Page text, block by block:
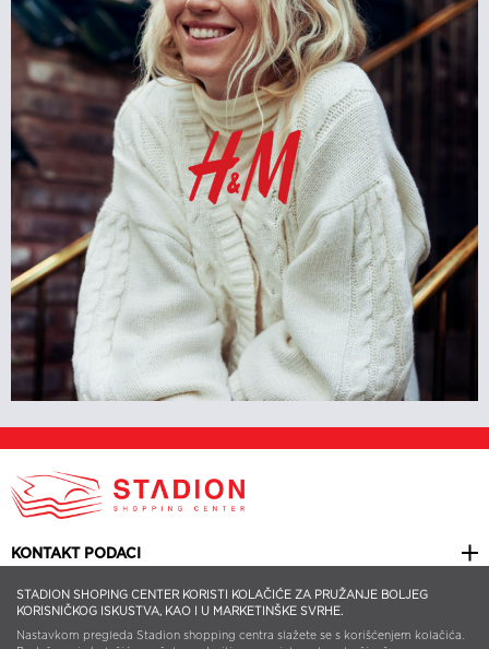
STADION SHOPING CENTER KORISTI KOLAČIĆE ZA PRUŽANJE BOLJEG
KORISNIČKOG ISKUSTVA, KAO I U MARKETINŠKE SVRHE.
Nastavkom pregleda Stadion shopping centra slažete se s korišćenjem kolačića.
KONTAKT PODACI
KORISNI LINKOVI
NEWSLETTER